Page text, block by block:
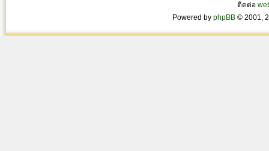
ติดต่อ
Powered by phpBB © 2001,